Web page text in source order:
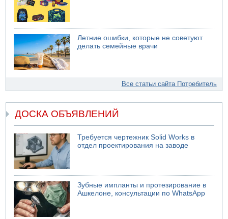
Летние ошибки, которые не советуют
делать семейные врачи
Все статьи сайта Потребитель
ДОСКА ОБЪЯВЛЕНИЙ
Требуется чертежник Solid Works в
отдел проектирования на заводе
Зубные импланты и протезирование в
Ашкелоне, консультации по WhatsApp